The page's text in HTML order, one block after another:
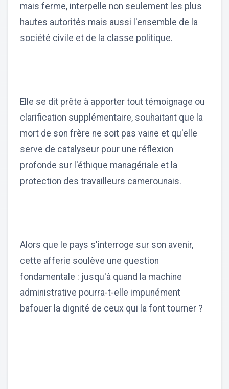
mais ferme, interpelle non seulement les plus
hautes autorités mais aussi l'ensemble de la
société civile et de la classe politique.
Elle se dit prête à apporter tout témoignage ou
clarification supplémentaire, souhaitant que la
mort de son frère ne soit pas vaine et qu'elle
serve de catalyseur pour une réflexion
profonde sur l'éthique managériale et la
protection des travailleurs camerounais.
Alors que le pays s'interroge sur son avenir,
cette afferie soulève une question
fondamentale : jusqu'à quand la machine
administrative pourra-t-elle impunément
bafouer la dignité de ceux qui la font tourner ?